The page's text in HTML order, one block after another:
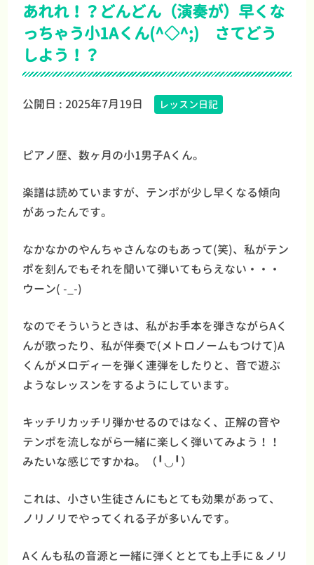
あれれ！？どんどん（演奏が）早くな
っちゃう小1Aくん(^◇^;) さてどう
しよう！？
公開日 :2025年7月19日 レッスン日記
ピアノ歴、数ヶ月の小1男子Aくん。
楽譜は読めていますが、テンポが少し早くなる傾向
があったんです。
なかなかのやんちゃさんなのもあって(笑)、私がテン
ポを刻んでもそれを聞いて弾いてもらえない・・・
ウーン( -_-)
なのでそういうときは、私がお手本を弾きながらAく
んが歌ったり、私が伴奏で(メトロノームもつけて)A
くんがメロディーを弾く連弾をしたりと、音で遊ぶ
ようなレッスンをするようにしています。
キッチリカッチリ弾かせるのではなく、正解の音や
テンポを流しながら一緒に楽しく弾いてみよう！！
みたいな感じですかね。（╹◡╹）
これは、小さい生徒さんにもとても効果があって、
ノリノリでやってくれる子が多いんです。
Aくんも私の音源と一緒に弾くととても上手に＆ノリ